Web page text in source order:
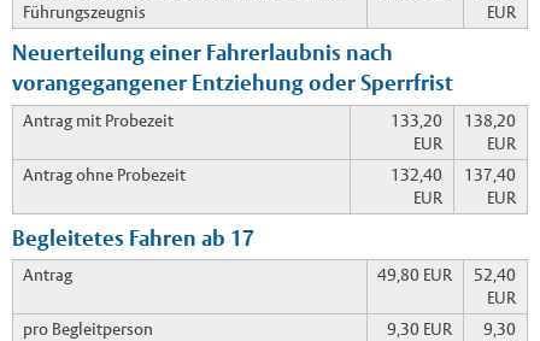
Führungszeugnis
EUR
Neuerteilung einer Fahrerlaubnis nach
vorangegangener Entziehung oder Sperrfrist
Antrag mit Probezeit
133,20
EUR
138,20
EUR
Antrag ohne Probezeit
132,40
EUR
137,40
EUR
Begleitetes Fahren ab 17
Antrag 49,80 EUR
52,40
EUR
pro Begleitperson
9,30 EUR
9,30